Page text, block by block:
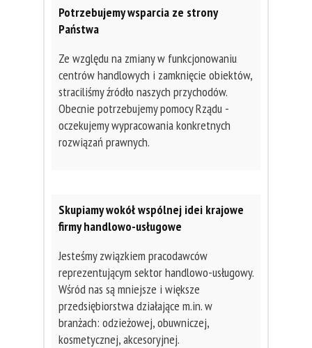
Potrzebujemy wsparcia ze strony
Państwa
Ze względu na zmiany w funkcjonowaniu
centrów handlowych i zamknięcie obiektów,
straciliśmy źródło naszych przychodów.
Obecnie potrzebujemy pomocy Rządu -
oczekujemy wypracowania konkretnych
rozwiązań prawnych.
Skupiamy wokół wspólnej idei krajowe
firmy handlowo-usługowe
Jesteśmy związkiem pracodawców
reprezentującym sektor handlowo-usługowy.
Wśród nas są mniejsze i większe
przedsiębiorstwa działające m.in. w
branżach: odzieżowej, obuwniczej,
kosmetycznej, akcesoryjnej.